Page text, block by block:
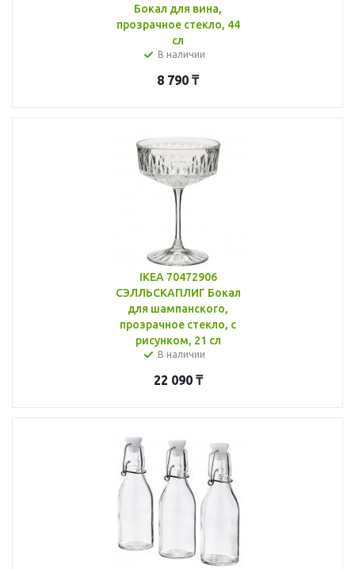
Бокал для вина,
прозрачное стекло, 44
сл
В наличии
8 790 ₸
IKEA 70472906
СЭЛЛЬСКАПЛИГ Бокал
для шампанского,
прозрачное стекло, с
рисунком, 21 сл
В наличии
22 090₸